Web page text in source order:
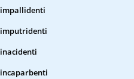
impallidenti
imputridenti
inacidenti
incaparbenti